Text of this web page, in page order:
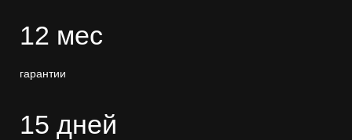
12 мес
гарантии
15 дней